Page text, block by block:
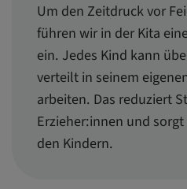
Um den Zeitdruck vor
führen wir in der Kita
ein. Jedes Kind kann
verteilt in seinem
arbeiten. Das reduziert
Erzieher:innen und
den Kindern.